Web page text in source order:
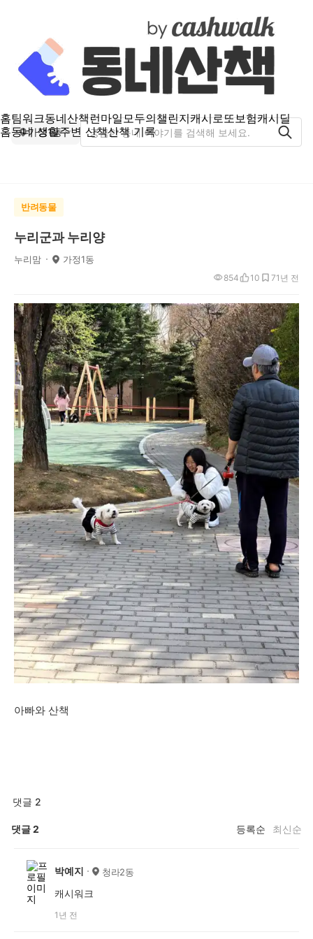
홈팀워크동네산책런마일모두의챌린지캐시로또보험캐시딜
홈동네 생활주변 산책산책 기록
가정1동
반려동물
누리군과 누리양
누리맘 가정1동
1년 전
854 10 7
아빠와 산책
댓글 2
댓글2 등록순 최신순
박예지 청라2동
캐시워크
1년 전